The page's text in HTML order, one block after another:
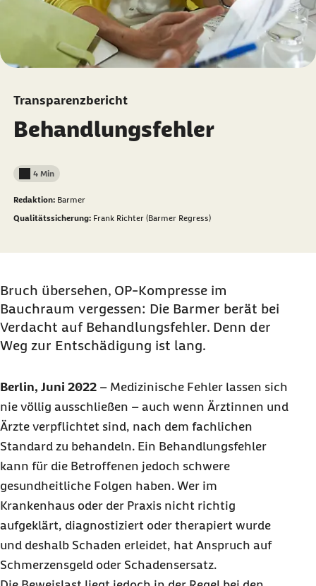
Transparenzbericht
Behandlungsfehler
Lesedauer weniger als
4 Min
Redaktion: Barmer
Qualitätssicherung: Frank Richter (Barmer Regress)
Bruch übersehen, OP-Kompresse im
Bauchraum vergessen: Die Barmer berät bei
Verdacht auf Behandlungsfehler. Denn der
Weg zur Entschädigung ist lang.
Berlin, Juni 2022 – Medizinische Fehler lassen sich
nie völlig ausschließen – auch wenn Ärztinnen und
Ärzte verpflichtet sind, nach dem fachlichen
Standard zu behandeln. Ein Behandlungsfehler
kann für die Betroffenen jedoch schwere
gesundheitliche Folgen haben. Wer im
Krankenhaus oder der Praxis nicht richtig
aufgeklärt, diagnostiziert oder therapiert wurde
und deshalb Schaden erleidet, hat Anspruch auf
Schmerzensgeld oder Schadensersatz.